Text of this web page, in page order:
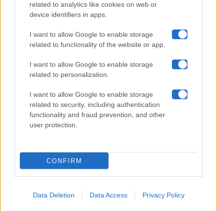
related to analytics like cookies on web or
device identifiers in apps.
I want to allow Google to enable storage
related to functionality of the website or app.
I want to allow Google to enable storage
related to personalization.
I want to allow Google to enable storage
related to security, including authentication
functionality and fraud prevention, and other
user protection.
CONFIRM
Data Deletion Data Access Privacy Policy
Contatti
Privacy Policy
Cookie Policy
Preferenze Privacy- Riproduzione riservata - Photo
Credits: Le immagini presenti in questo sito sono di
proprietà di Maste Srl
facebookinstagram